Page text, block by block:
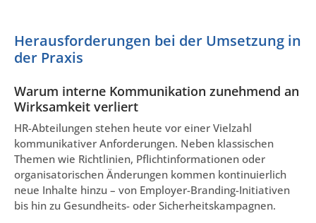
Herausforderungen bei der Umsetzung in
der Praxis
Warum interne Kommunikation zunehmend an
Wirksamkeit verliert
HR-Abteilungen stehen heute vor einer Vielzahl
kommunikativer Anforderungen. Neben klassischen
Themen wie Richtlinien, Pflichtinformationen oder
organisatorischen Änderungen kommen kontinuierlich
neue Inhalte hinzu – von Employer-Branding-Initiativen
bis hin zu Gesundheits- oder Sicherheitskampagnen.